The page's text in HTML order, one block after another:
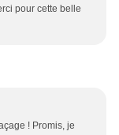
pour cette belle
! Promis, je